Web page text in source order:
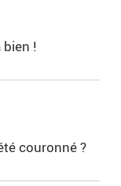
!
couronné ?